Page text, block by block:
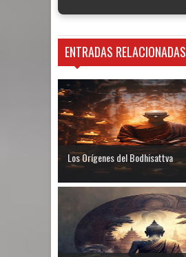
ENTRADAS RELACIONADAS
Los Orígenes del Bodhisattva